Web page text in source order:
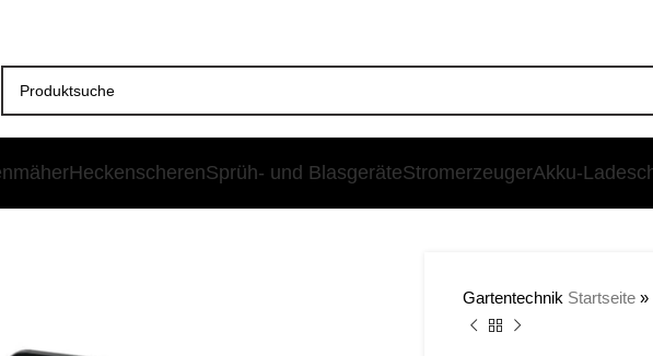
HeckenscherenSprüh- und BlasgeräteStromerzeugerAkku-
Gartentechnik Startseite »